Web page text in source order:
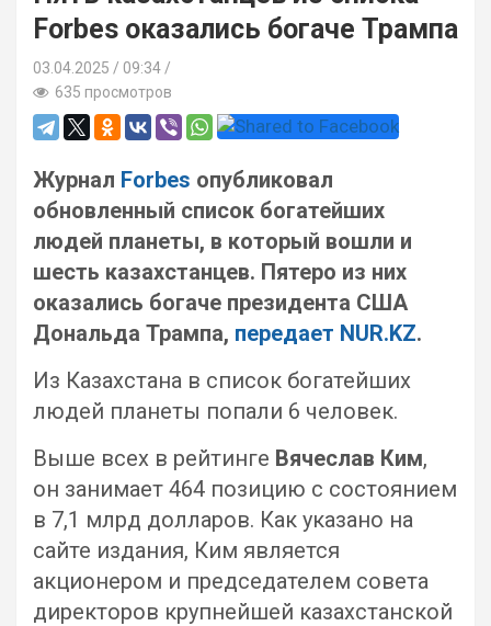
Forbes оказались богаче Трампа
03.04.2025
09:34 /
635 просмотров
Журнал Forbes опубликовал
обновленный список богатейших
людей планеты, в который вошли и
шесть казахстанцев. Пятеро из них
оказались богаче президента США
Дональда Трампа, передает NUR.KZ.
Из Казахстана в список богатейших
людей планеты попали 6 человек.
Выше всех в рейтинге Вячеслав Ким,
он занимает 464 позицию с состоянием
в 7,1 млрд долларов. Как указано на
сайте издания, Ким является
акционером и председателем совета
директоров крупнейшей казахстанской